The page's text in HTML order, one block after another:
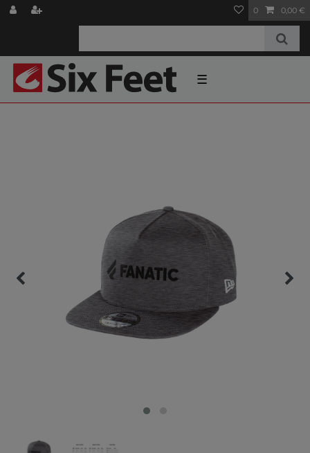
0 0,00 €
☰